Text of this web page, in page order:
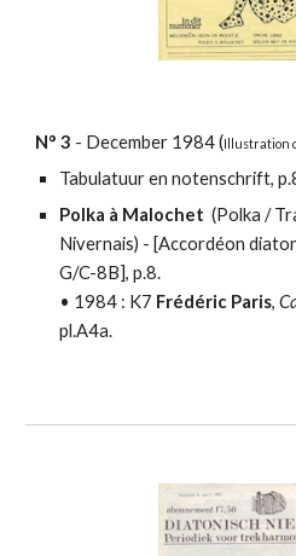
N°3 - December 1984(Illustration
Tabulatuur en notenschrift,
Polka à Malochet (Polka /
Nivernais) - [Accordéon
G/C-8B], p.8.
• 1984 : K7 Frédéric Paris,
pl.A4a.